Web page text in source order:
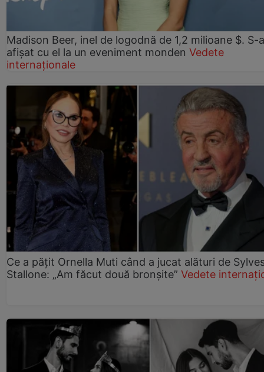
Madison Beer, inel de logodnă de 1,2 milioane $. S-a
afișat cu el la un eveniment monden Vedete
internaționale
Ce a pățit Ornella Muti când a jucat alături de
Stallone: „Am făcut două bronșite” Vedete